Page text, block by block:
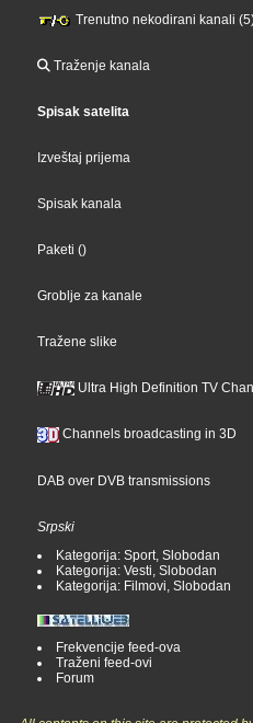
Trenutno nekodirani kanali
Traženje kanala
Spisak satelita
Izveštaj prijema
Spisak kanala
Paketi ()
Groblje za kanale
Tražene slike
Ultra High Definition TV
Channels broadcasting in 3D
DAB over DVB transmissions
Srpski
Kategorija: Sport, Slobodan
Kategorija: Vesti, Slobodan
Kategorija: Filmovi, Slobodan
Frekvencije feed-ova
Traženi feed-ovi
Forum